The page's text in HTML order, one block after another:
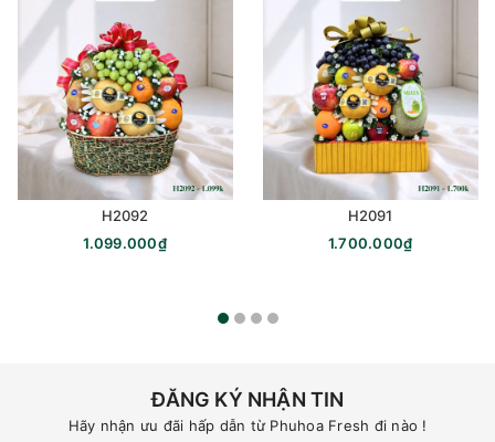
H2092
1.099.000₫
H2091
1.700.000₫
ĐĂNG KÝ NHẬN TIN
Hãy nhận ưu đãi hấp dẫn từ Phuhoa Fresh đi nào !